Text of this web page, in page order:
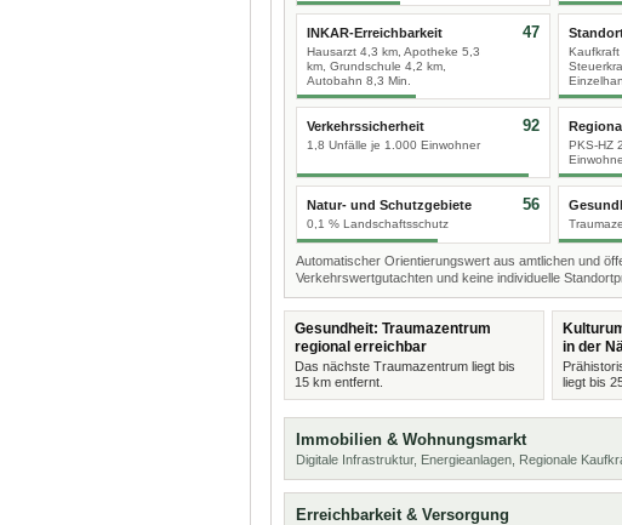
INKAR-Erreichbarkeit
Hausarzt 4,3 km, Apotheke 5,3
km, Grundschule 4,2 km,
Autobahn 8,3 Min.
47
Kaufkraft
Verkehrssicherheit
1,8 Unfälle je 1.000 Einwohner
92
PKS-HZ
Natur- und Schutzgebiete
0,1 % Landschaftsschutz
56
Automatischer Orientierungswert aus amtlichen und
Verkehrswertgutachten und keine individuelle
Gesundheit: Traumazentrum
regional erreichbar
Das nächste Traumazentrum liegt bis
15 km entfernt.
in der
liegt bis
Immobilien & Wohnungsmarkt
Digitale Infrastruktur, Energieanlagen, Regionale
Erreichbarkeit & Versorgung